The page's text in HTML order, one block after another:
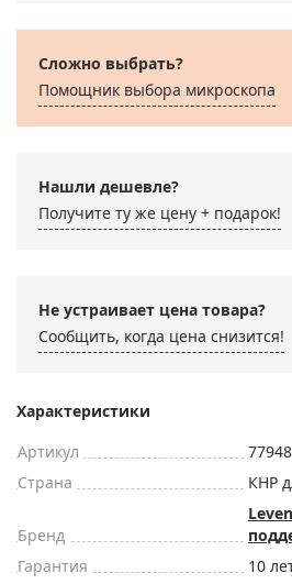
Сложно выбрать?
Помощник выбора микроскoпа
Нашли дешевле?
Получите ту же цену + подарок!
Не устраивает цена товара?
Сообщить, когда цена снизится!
Характеристики
Артикул
77948
Страна
КНР
Бренд
Гарантия
10